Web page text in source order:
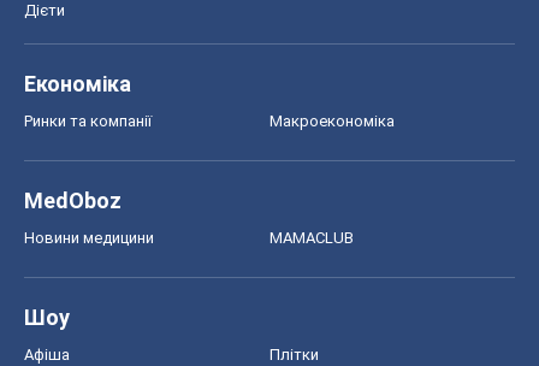
Дієти
Економіка
Ринки та компанії Макроекономіка
MedOboz
Новини медицини MAMACLUB
Шоу
Афіша Плітки